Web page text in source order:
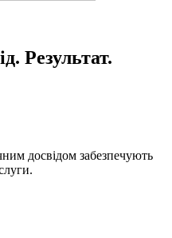
Результат.
досвідом забезпечують